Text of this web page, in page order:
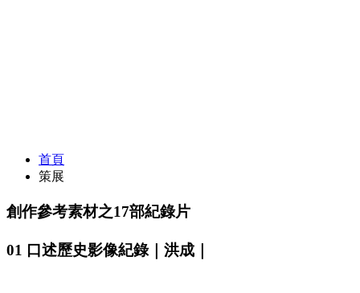
首頁
策展
創作參考素材之17部紀錄片
01 口述歷史影像紀錄｜洪成｜